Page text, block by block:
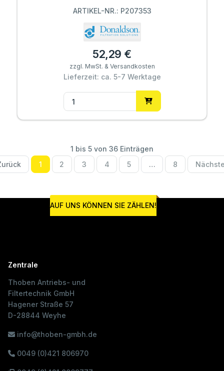
ARTIKEL-NR.: P207353
52,29 €
zzgl. MwSt. & Versandkosten
Lieferzeit: ca. 5-7 Werktage
1 bis 5 von 36 Einträgen
1 2 3 4 5 … 8
AUF UNS KÖNNEN SIE ZÄHLEN!
Zentrale
Thoben Antriebs- und
Filtertechnik GmbH
Hagener Straße 57
D-28844 Weyhe
info@thoben-gmbh.de
0049 (0)421 806970